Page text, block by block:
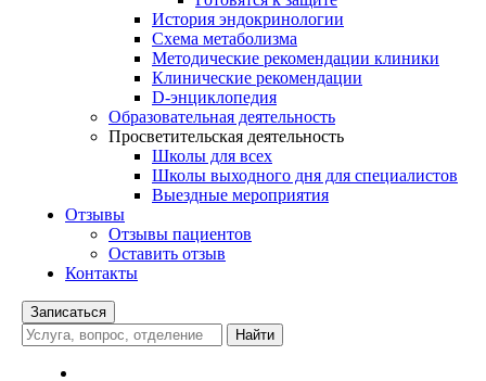
История эндокринологии
Схема метаболизма
Методические рекомендации клиники
Клинические рекомендации
D-энциклопедия
Образовательная деятельность
Просветительская деятельность
Школы для всех
Школы выходного дня для специалистов
Выездные мероприятия
Отзывы
Отзывы пациентов
Оставить отзыв
Контакты
Записаться
Найти